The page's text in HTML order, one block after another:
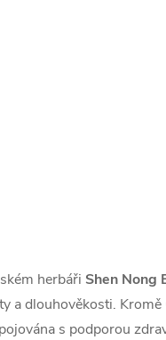
herbáři Shen Nong
a dlouhověkosti. Kromě
s podporou